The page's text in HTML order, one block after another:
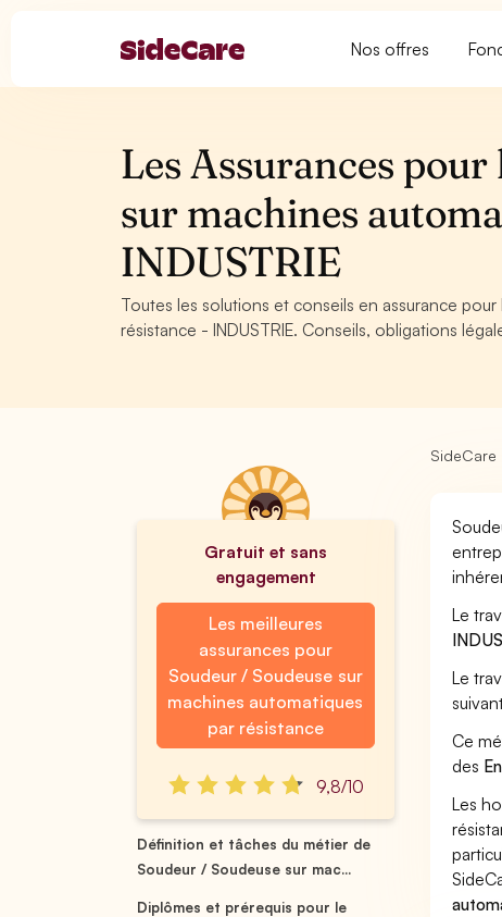
Nos offres
Les Assurances
sur machines
INDUSTRIE
Toutes les solutions et conseils en assurance
résistance - INDUSTRIE. Conseils, obligations
Gratuit et sans
engagement
Les meilleures
assurances pour
Soudeur / Soudeuse sur
machines automatiques
par résistance
9,8/10
Définition et tâches du métier de
Soudeur / Soudeuse sur mac...
Diplômes et prérequis pour le
SideCare
Le
Le
Ce
des
Les